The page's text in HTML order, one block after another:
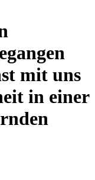
mit uns
in einer